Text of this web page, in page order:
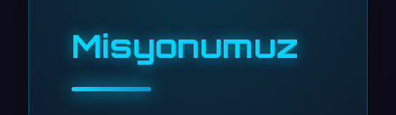
Misyonumuz